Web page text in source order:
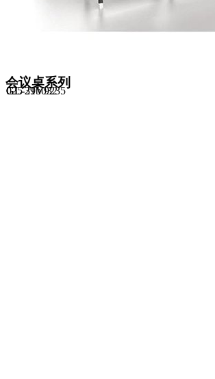
会议桌系列
GL-21b032
025
GL-39V9235